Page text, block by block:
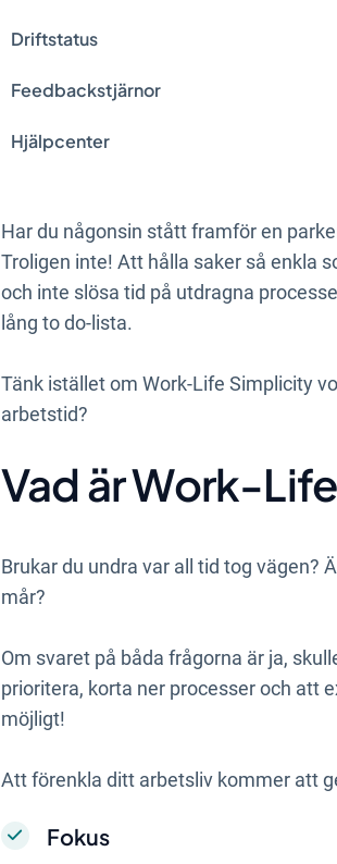
Driftstatus
Feedbackstjärnor
Hjälpcenter
Kan något vara för enkelt?
en lång lunch istället för att
fallet?
Har du någonsin stått framför en
Troligen inte! Att hålla saker så enkla
och inte slösa tid på utdragna
lång to do-lista.
Tänk istället om Work-Life Simplicity
arbetstid?
Vad är Work-
Brukar du undra var all tid tog vägen?
mår?
Om svaret på båda frågorna är ja,
prioritera, korta ner processer och att
möjligt!
Att förenkla ditt arbetsliv kommer att
Fokus